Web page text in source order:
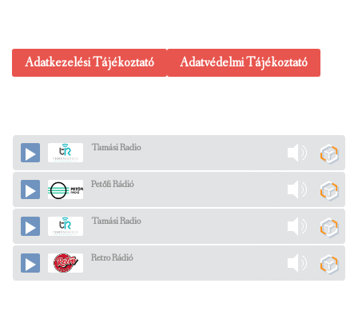
Adatkezelési Tájékoztató Adatvédelmi Tájékoztató
Tamási Radio
Petőfi Rádió
Tamási Radio
Retro Rádió